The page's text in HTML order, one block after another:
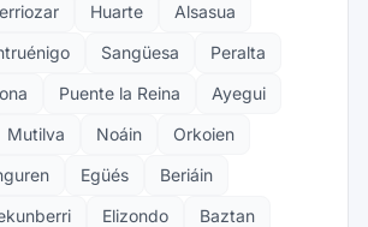
Huarte
Alsasua
Sangüesa
Peralta
Puente la Reina
Ayegui
Mutilva Noáin
Orkoien
Egüés
Beriáin
Elizondo
Baztan